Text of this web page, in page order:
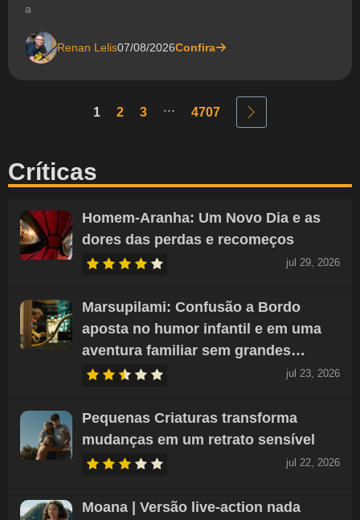
a
Renan Lelis07/08/2026Confira
1 2 3 ... 4707
Críticas
Homem-Aranha: Um Novo Dia e as
dores das perdas e recomeços
jul 29, 2026
Marsupilami: Confusão a Bordo
aposta no humor infantil e em uma
aventura familiar sem grandes…
jul 23, 2026
Pequenas Criaturas transforma
mudanças em um retrato sensível
jul 22, 2026
Moana | Versão live-action nada